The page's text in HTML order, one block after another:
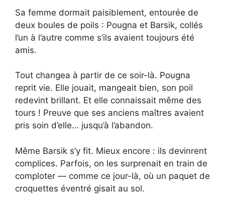
Sa femme dormait paisiblement, entourée de
deux boules de poils : Pougna et Barsik, collés
l’un à l’autre comme s’ils avaient toujours été
amis.
Tout changea à partir de ce soir-là. Pougna
reprit vie. Elle jouait, mangeait bien, son poil
redevint brillant. Et elle connaissait même des
tours ! Preuve que ses anciens maîtres avaient
pris soin d’elle… jusqu’à l’abandon.
Même Barsik s’y fit. Mieux encore : ils devinrent
complices. Parfois, on les surprenait en train de
comploter — comme ce jour-là, où un paquet de
croquettes éventré gisait au sol.